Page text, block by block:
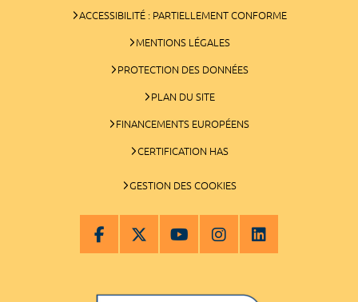
ACCESSIBILITÉ : PARTIELLEMENT CONFORME
MENTIONS LÉGALES
PROTECTION DES DONNÉES
PLAN DU SITE
FINANCEMENTS EUROPÉENS
CERTIFICATION HAS
GESTION DES COOKIES